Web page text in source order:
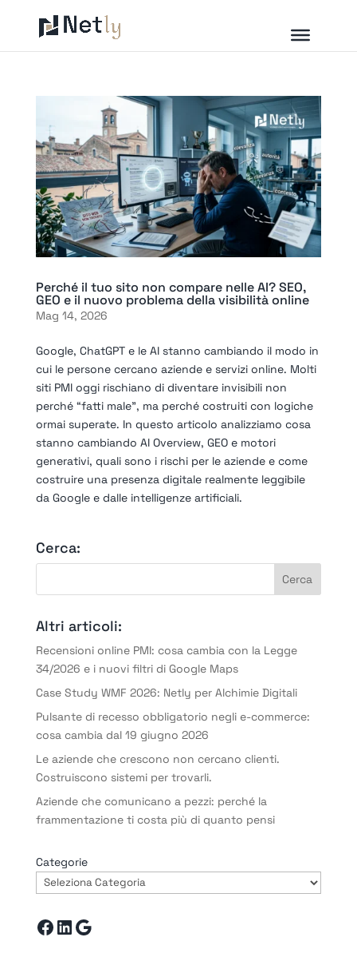
Perché il tuo sito non compare nelle AI? SEO,
GEO e il nuovo problema della visibilità online
Mag 14, 2026
Google, ChatGPT e le AI stanno cambiando il modo in
cui le persone cercano aziende e servizi online. Molti
siti PMI oggi rischiano di diventare invisibili non
perché “fatti male”, ma perché costruiti con logiche
ormai superate. In questo articolo analizziamo cosa
stanno cambiando AI Overview, GEO e motori
generativi, quali sono i rischi per le aziende e come
costruire una presenza digitale realmente leggibile
da Google e dalle intelligenze artificiali.
Cerca:
Altri articoli:
Recensioni online PMI: cosa cambia con la Legge
34/2026 e i nuovi filtri di Google Maps
Case Study WMF 2026: Netly per Alchimie Digitali
Pulsante di recesso obbligatorio negli e-commerce:
cosa cambia dal 19 giugno 2026
Le aziende che crescono non cercano clienti.
Costruiscono sistemi per trovarli.
Aziende che comunicano a pezzi: perché la
frammentazione ti costa più di quanto pensi
Categorie
Facebook
LinkedIn
Google